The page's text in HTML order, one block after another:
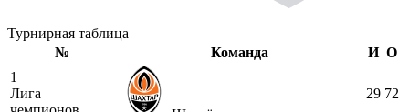
Турнирная таблица
№
Команда И О
1
Лига
29 72